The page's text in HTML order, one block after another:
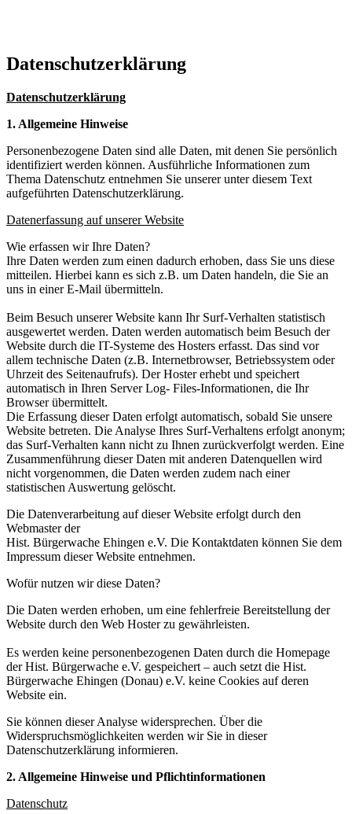
Datenschutzerklärung
Datenschutzerklärung
1. Allgemeine Hinweise
Personenbezogene Daten sind alle Daten, mit denen Sie persönlich
identifiziert werden können. Ausführliche Informationen zum
Thema Datenschutz entnehmen Sie unserer unter diesem Text
aufgeführten Datenschutzerklärung.
Datenerfassung auf unserer Website
Wie erfassen wir Ihre Daten?
Ihre Daten werden zum einen dadurch erhoben, dass Sie uns diese
mitteilen. Hierbei kann es sich z.B. um Daten handeln, die Sie an
uns in einer E-Mail übermitteln.
Beim Besuch unserer Website kann Ihr Surf-Verhalten statistisch
ausgewertet werden. Daten werden automatisch beim Besuch der
Website durch die IT-Systeme des Hosters erfasst. Das sind vor
allem technische Daten (z.B. Internetbrowser, Betriebssystem oder
Uhrzeit des Seitenaufrufs). Der Hoster erhebt und speichert
automatisch in Ihren Server Log- Files-Informationen, die Ihr
Browser übermittelt.
Die Erfassung dieser Daten erfolgt automatisch, sobald Sie unsere
Website betreten. Die Analyse Ihres Surf-Verhaltens erfolgt anonym;
das Surf-Verhalten kann nicht zu Ihnen zurückverfolgt werden. Eine
Zusammenführung dieser Daten mit anderen Datenquellen wird
nicht vorgenommen, die Daten werden zudem nach einer
statistischen Auswertung gelöscht.
Die Datenverarbeitung auf dieser Website erfolgt durch den
Webmaster der
Hist. Bürgerwache Ehingen e.V. Die Kontaktdaten können Sie dem
Impressum dieser Website entnehmen.
Wofür nutzen wir diese Daten?
Die Daten werden erhoben, um eine fehlerfreie Bereitstellung der
Website durch den Web Hoster zu gewährleisten.
Es werden keine personenbezogenen Daten durch die Homepage
der Hist. Bürgerwache e.V. gespeichert – auch setzt die Hist.
Bürgerwache Ehingen (Donau) e.V. keine Cookies auf deren
Website ein.
Sie können dieser Analyse widersprechen. Über die
Widerspruchsmöglichkeiten werden wir Sie in dieser
Datenschutzerklärung informieren.
2. Allgemeine Hinweise und Pflichtinformationen
Datenschutz